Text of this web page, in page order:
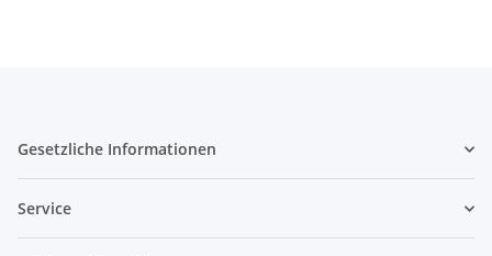
Gesetzliche Informationen
Service